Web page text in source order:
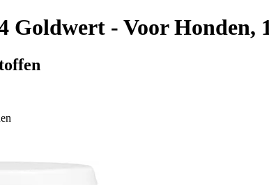
Goldwert - Voor Honden,